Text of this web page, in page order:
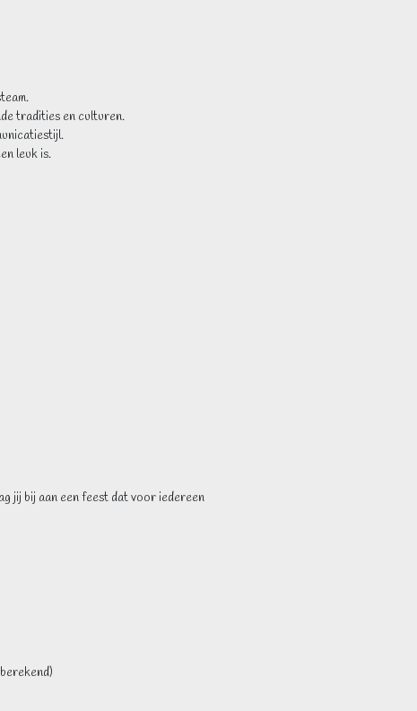
tradities en culturen.
leuk is.
jij bij aan een feest dat voor iedereen